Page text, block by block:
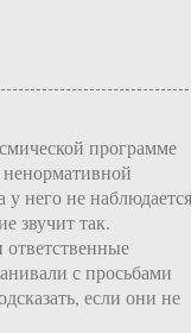
программе
ненормативной
него не
звучит так.
с просьбами
если они не